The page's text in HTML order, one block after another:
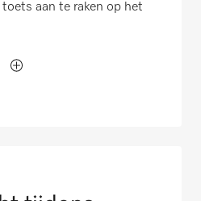
aan te raken op het